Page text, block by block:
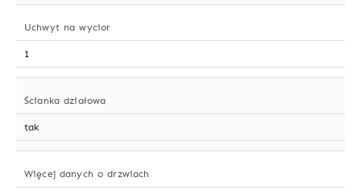
Uchwyt na wycior
1
Ścianka działowa
tak
Więcej danych o drzwiach